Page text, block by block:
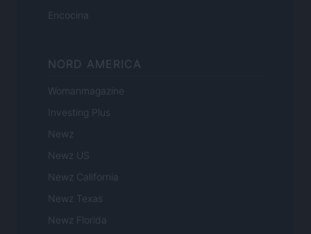
Encocina
NORD AMERICA
Womanmagazine
Investing Plus
Newz
Newz US
Newz California
Newz Texas
Newz Florida